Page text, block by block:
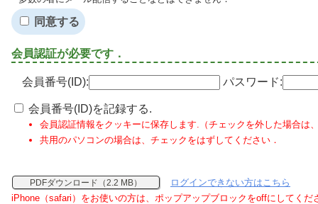
同意する
会員認証が必要です．
会員番号(ID): パスワード:
会員番号(ID)を記録する.
会員認証情報をクッキーに保存します.（チェックを外した場合は
共用のパソコンの場合は、チェックをはずしてください．
PDFダウンロード（2.2 MB）
ログインできない方はこちら
iPhone（safari）をお使いの方は、ポップアップブロックをoffにしてくだ